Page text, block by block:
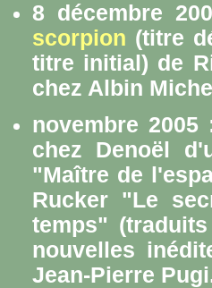
8 décembre
scorpion (titre
titre initial) de
chez Albin
novembre
chez Denoël
"Maître de
Rucker "Le
temps"
nouvelles
Jean-Pierre